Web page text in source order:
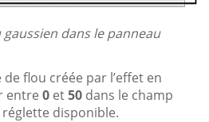
gaussien dans le panneau
flou créée par l’effet en
entre 0 et50 dans le champ
réglette disponible.